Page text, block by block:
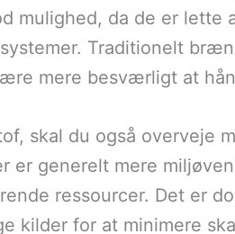
mulighed, da de er lette
Traditionelt
mere besværligt at
skal du også overveje
generelt mere
ressourcer. Det er
kilder for at minimere